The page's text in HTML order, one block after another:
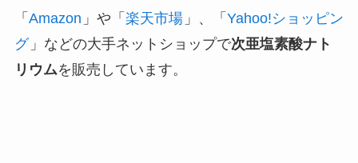
「 Amazon 」や「 楽天市場 」、「 Yahoo!ショッピン
グ」などの大手ネットショップで次亜塩素酸ナト
リウムを販売しています。